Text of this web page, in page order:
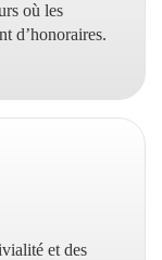
où les
d’honoraires.
et des